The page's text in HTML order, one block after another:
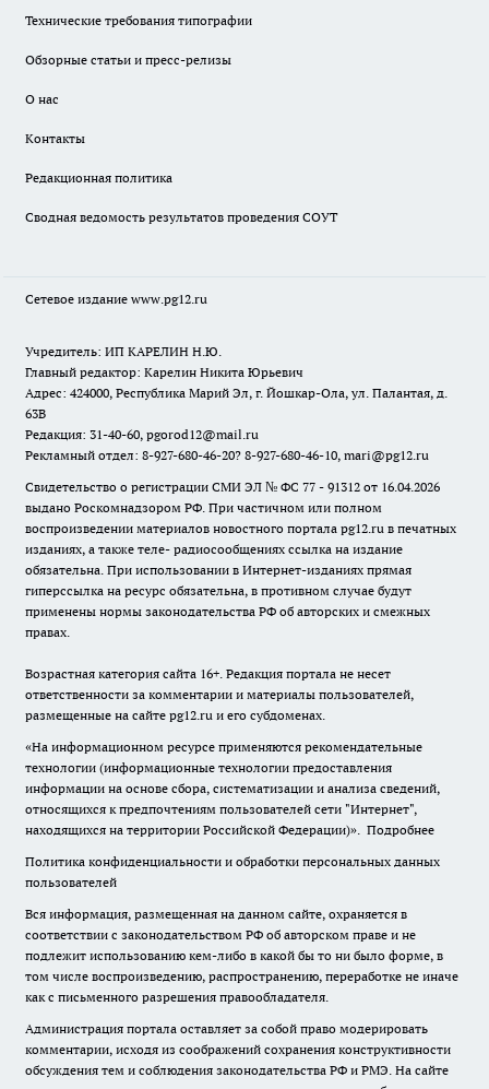
Технические требования типографии
Обзорные статьи и пресс-релизы
О нас
Контакты
Редакционная политика
Сводная ведомость результатов проведения СОУТ
Сетевое издание www.pg12.ru
Учредитель: ИП КАРЕЛИН Н.Ю.
Главный редактор: Карелин Никита Юрьевич
Адрес: 424000, Республика Марий Эл, г. Йошкар-Ола, ул. Палантая, д.
63В
Редакция: 31-40-60, pgorod12@mail.ru
Рекламный отдел: 8-927-680-46-20? 8-927-680-46-10, mari@pg12.ru
Свидетельство о регистрации СМИ ЭЛ № ФС 77 - 91312 от 16.04.2026
выдано Роскомнадзором РФ. При частичном или полном
воспроизведении материалов новостного портала pg12.ru в печатных
изданиях, а также теле- радиосообщениях ссылка на издание
обязательна. При использовании в Интернет-изданиях прямая
гиперссылка на ресурс обязательна, в противном случае будут
применены нормы законодательства РФ об авторских и смежных
правах.
Возрастная категория сайта 16+. Редакция портала не несет
ответственности за комментарии и материалы пользователей,
размещенные на сайте pg12.ru и его субдоменах.
«На информационном ресурсе применяются рекомендательные
технологии (информационные технологии предоставления
информации на основе сбора, систематизации и анализа сведений,
относящихся к предпочтениям пользователей сети "Интернет",
находящихся на территории Российской Федерации)». Подробнее
Политика конфиденциальности и обработки персональных данных
пользователей
Вся информация, размещенная на данном сайте, охраняется в
соответствии с законодательством РФ об авторском праве и не
подлежит использованию кем-либо в какой бы то ни было форме, в
том числе воспроизведению, распространению, переработке не иначе
как с письменного разрешения правообладателя.
Администрация портала оставляет за собой право модерировать
комментарии, исходя из соображений сохранения конструктивности
обсуждения тем и соблюдения законодательства РФ и РМЭ. На сайте